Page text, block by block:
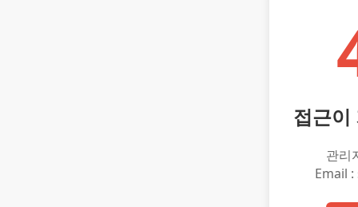
접근이
관리
Email